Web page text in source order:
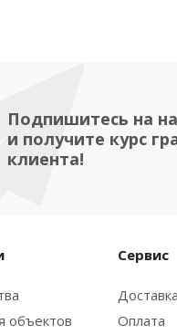
Подпишитесь на
и получите курс
клиента!
объектов
Сервис
Доставка
Оплата